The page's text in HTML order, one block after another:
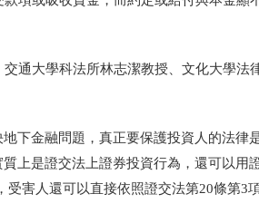
通大學科法所林志潔教授、文化大學法
地下金融問題，真正要保護投資人的法律
質上是證交法上證券投資行為，還可以用
受害人還可以直接依照證交法第20條第3